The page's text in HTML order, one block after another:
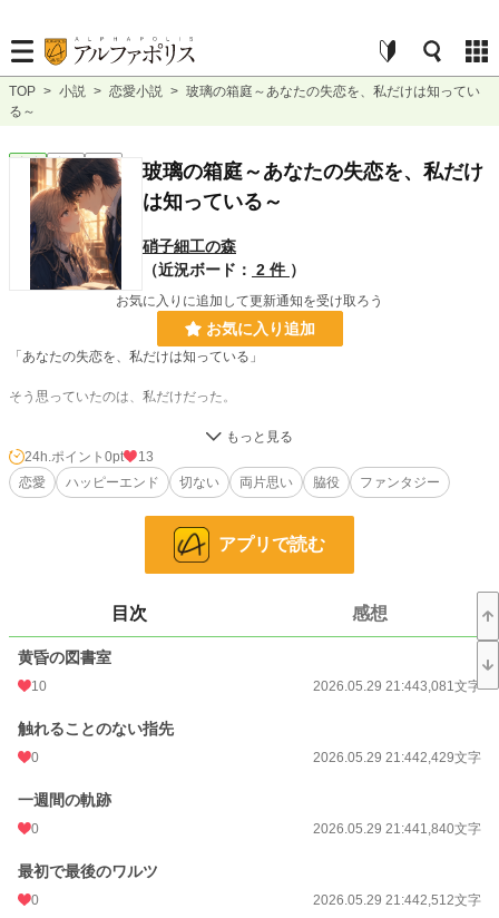
TOP > 小説 > 恋愛小説 > 玻璃の箱庭～あなたの失恋を、私だけは知ってい
る～
恋愛 完結 短編
玻璃の箱庭～あなたの失恋を、私だけ
は知っている～
硝子細工の森
（近況ボード： 2 件 ）
お気に入りに追加して更新通知を受け取ろう
お気に入り追加
「あなたの失恋を、私だけは知っている」
そう思っていたのは、私だけだった。
互いに脇役だと思い込み、互いに諦めていた二人。
雪に埋もれた恋は、三年後、琥珀の花とともに再び動き出す――。
66,335 位 / 66,335 件
0 pt
文字数 42,779
初回公開日時 2026.05.11 02:52
年間ポイント
24h.ポイント 0pt
13
恋愛
ハッピーエンド 切ない 両片思い 脇役 ファンタジー
アプリで読む
目次 感想
黄昏の図書室
10 2026.05.29 21:443,081文字
触れることのない指先
0 2026.05.29 21:442,429文字
一週間の軌跡
0 2026.05.29 21:441,840文字
最初で最後のワルツ
0 2026.05.29 21:442,512文字